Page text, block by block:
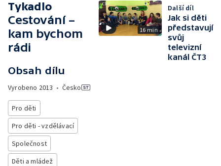
Tykadlo
Cestování –
kam bychom
rádi
Obsah dílu
Vyrobeno 2013 • Česko
Pro děti
Pro děti - vzdělávací
Společnost
Děti a mládež
16 min
Další díl
Jak si děti
představují
svůj
televizní
kanál ČT3